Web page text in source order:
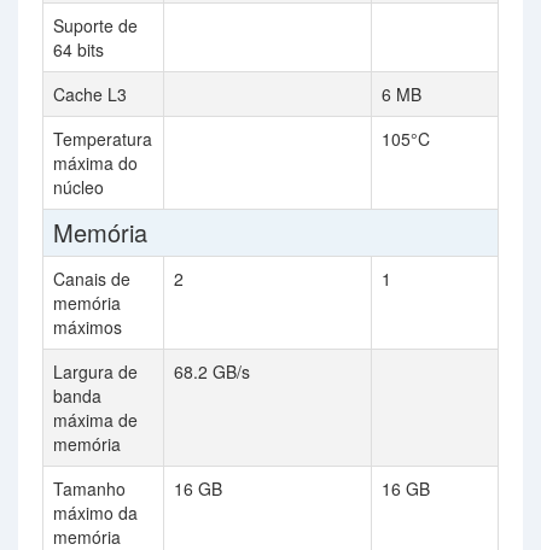
Suporte de
64 bits
Cache L3
6 MB
Temperatura
máxima do
núcleo
105°C
Memória
Canais de
memória
máximos
2 1
Largura de
banda
máxima de
memória
68.2 GB/s
Tamanho
máximo da
memória
16 GB 16 GB